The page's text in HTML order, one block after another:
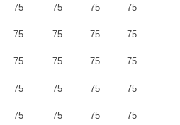
75
75
75
75
75
75
75
75
75
75
75
75
75
75
75
75
75
75
75
75